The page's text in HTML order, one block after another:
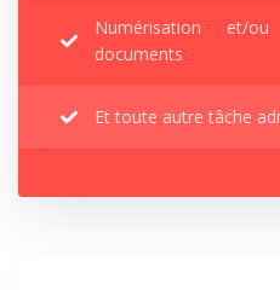
Numérisation et/
documents
Et toute autre tâche